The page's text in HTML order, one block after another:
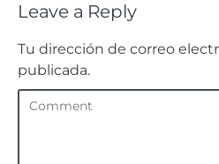
Leave a Reply
Tu dirección de correo
publicada.